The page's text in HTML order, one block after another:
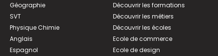
Géographie
SVT
Physique Chimie
Anglais
Espagnol
Découvrir les formations
Découvrir les métiers
Découvrir les écoles
Ecole de commerce
Ecole de design